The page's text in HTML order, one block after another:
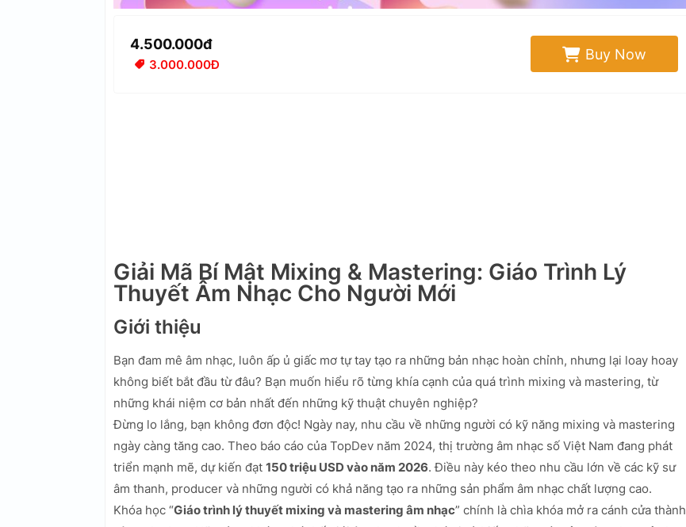
4.500.000đ
3.000.000Đ
Buy Now
Giải Mã Bí Mật Mixing & Mastering: Giáo Trình Lý
Thuyết Âm Nhạc Cho Người Mới
Giới thiệu
Bạn đam mê âm nhạc, luôn ấp ủ giấc mơ tự tay tạo ra những bản nhạc hoàn chỉnh, nhưng lại loay hoay
không biết bắt đầu từ đâu? Bạn muốn hiểu rõ từng khía cạnh của quá trình mixing và mastering, từ
những khái niệm cơ bản nhất đến những kỹ thuật chuyên nghiệp?
Đừng lo lắng, bạn không đơn độc! Ngày nay, nhu cầu về những người có kỹ năng mixing và mastering
ngày càng tăng cao. Theo báo cáo của TopDev năm 2024, thị trường âm nhạc số Việt Nam đang phát
triển mạnh mẽ, dự kiến đạt 150 triệu USD vào năm 2026. Điều này kéo theo nhu cầu lớn về các kỹ sư
âm thanh, producer và những người có khả năng tạo ra những sản phẩm âm nhạc chất lượng cao.
Khóa học “Giáo trình lý thuyết mixing và mastering âm nhạc” chính là chìa khóa mở ra cánh cửa thành